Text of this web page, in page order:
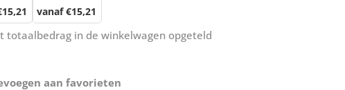
vanaf €15,21
totaalbedrag in de winkelwagen opgeteld
aan favorieten